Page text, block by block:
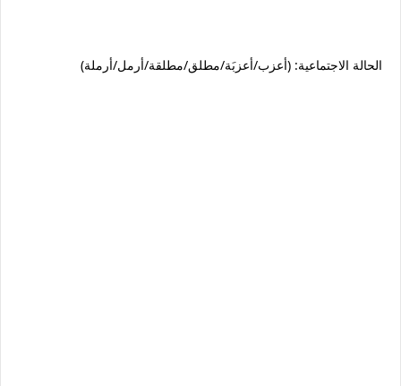
الحالة الاجتماعية: (أعزب/أعزبَة/مطلق/مطلقة/أرمل/أرملة)